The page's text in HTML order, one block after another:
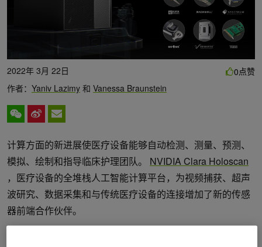
2022年 3月 22日
作者： Yaniv Lazimy 和 Vanessa Braunstein
0点赞
计算方面的新进展使医疗设备能够自动检测、测量、预测、
模拟、绘制和指导临床护理团队。 NVIDIA Clara Holoscan
，医疗设备的全堆栈人工智能计算平台，为视频捕获、超声
波研究、数据采集和与传统医疗设备的连接增加了新的传感
器前端合作伙伴。